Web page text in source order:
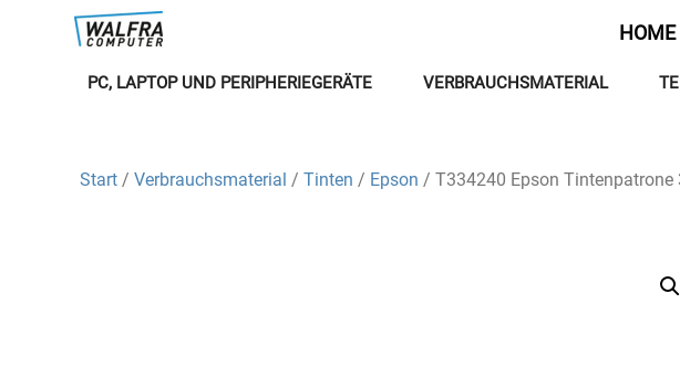
HOME
PC, LAPTOP UND PERIPHERIEGERÄTE VERBRAUCHSMATERIAL
Start / Verbrauchsmaterial / Tinten / Epson / T334240 Epson Tintenpatrone